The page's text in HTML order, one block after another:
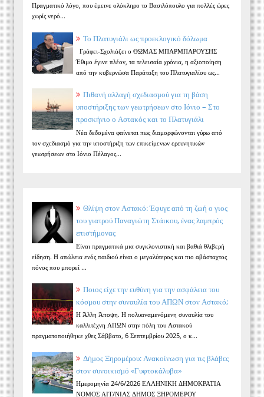
Πραγματικό λόγο, που έμεινε ολόκληρο το Βασιλόπουλο για πολλές ώρες
χωρίς νερό...
Το Πλατυγιάλι ως προεκλογικό δόλωμα
Γράφει-Σχολιάζει ο ΘΩΜΑΣ ΜΠΑΡΜΠΑΡΟΥΣΗΣ
Έθιμο έγινε πλέον, τα τελευταία χρόνια, η αξιοποίηση
από την κυβερνώσα Παράταξη του Πλατυγιαλίου ως...
Πιθανή αλλαγή σχεδιασμού για τη βάση
υποστήριξης των γεωτρήσεων στο Ιόνιο – Στο
προσκήνιο ο Αστακός και το Πλατυγιάλι
Νέα δεδομένα φαίνεται πως διαμορφώνονται γύρω από
τον σχεδιασμό για την υποστήριξη των επικείμενων ερευνητικών
γεωτρήσεων στο Ιόνιο Πέλαγος...
Θλίψη στον Αστακό: Έφυγε από τη ζωή ο γιος
του γιατρού Παναγιώτη Στάικου, ένας λαμπρός
επιστήμονας
Είναι πραγματικά μια συγκλονιστική και βαθιά θλιβερή
είδηση. Η απώλεια ενός παιδιού είναι ο μεγαλύτερος και πιο αβάσταχτος
πόνος που μπορεί ...
Ποιος είχε την ευθύνη για την ασφάλεια του
κόσμου στην συναυλία του ΑΠΩΝ στον Αστακό;
Η Άλλη Άποψη. Η πολυαναμενόμενη συναυλία του
καλλιτέχνη ΑΠΩΝ στην πόλη του Αστακού
πραγματοποιήθηκε χθες Σάββατο, 6 Σεπτεμβρίου 2025, ο κ...
Δήμος Ξηρομέρου: Ανακοίνωση για τις βλάβες
στον συνοικισμό «Γυφτοκάλυβα»
Ημερομηνία 24/6/2026 ΕΛΛΗΝΙΚΗ ΔΗΜΟΚΡΑΤΙΑ
ΝΟΜΟΣ ΑΙΤ/ΝΙΑΣ ΔΗΜΟΣ ΞΗΡΟΜΕΡΟΥ